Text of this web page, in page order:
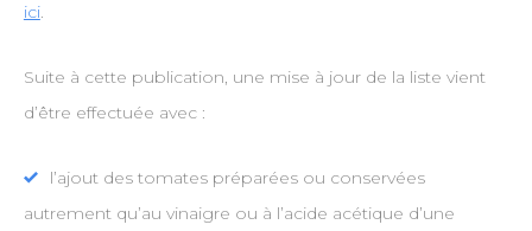
ici.
Suite à cette publication, une mise à jour de la liste vient
d’être effectuée avec :
l’ajout des tomates préparées ou conservées
autrement qu’au vinaigre ou à l’acide acétique d’une